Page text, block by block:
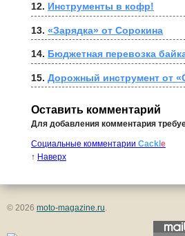
12. Инструменты в кофр!
13. «Зарядка» от Сорокина
14. Бюджетная перевозка
15. Дорожный инструмент от
Оставить комментарий
Для добавления комментария
Социальные комментарии Cackle
↑ Наверх
© 2026 moto-magazine.ru